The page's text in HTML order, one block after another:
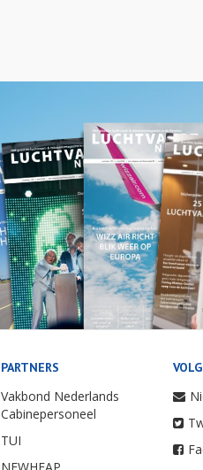
PARTNERS
Vakbond Nederlands
Cabinepersoneel
TUI
NEWHEAP